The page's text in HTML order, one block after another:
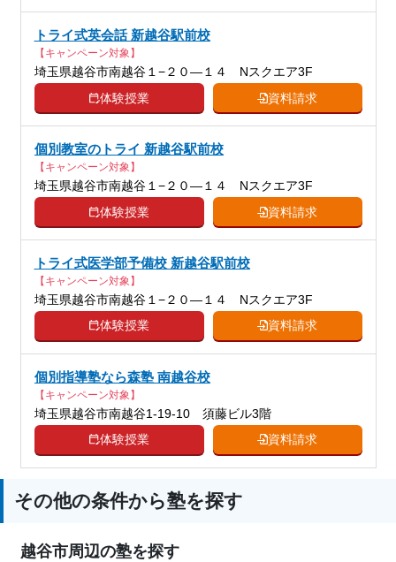
トライ式英会話 新越谷駅前校
【キャンペーン対象】
埼玉県越谷市南越谷１−２０―１４ Nスクエア3F
体験授業
資料請求
個別教室のトライ 新越谷駅前校
【キャンペーン対象】
埼玉県越谷市南越谷１−２０―１４ Nスクエア3F
体験授業
資料請求
トライ式医学部予備校 新越谷駅前校
【キャンペーン対象】
埼玉県越谷市南越谷１−２０―１４ Nスクエア3F
体験授業
資料請求
個別指導塾なら森塾 南越谷校
【キャンペーン対象】
埼玉県越谷市南越谷1-19-10 須藤ビル3階
体験授業
資料請求
その他の条件から塾を探す
越谷市周辺の塾を探す